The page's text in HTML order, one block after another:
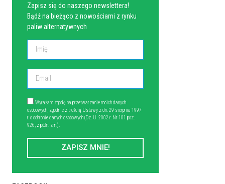
Zapisz się do naszego newslettera!
Bądź na bieżąco z nowościami z rynku
paliw alternatywnych
Wyrażam zgodę na przetwarzanie moich danych
osobowych, zgodnie z treścią Ustawy z dn. 29 sierpnia 1997
r. o ochronie danych osobowych (Dz. U. 2002 r. Nr 101 poz.
926, z późn. zm.).
ZAPISZ MNIE!